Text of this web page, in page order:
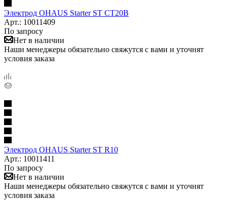
Электрод OHAUS Starter ST CT20B
Арт.: 10011409
По запросу
Нет в наличии
Наши менеджеры обязательно свяжутся с вами и уточнят
условия заказа
Электрод OHAUS Starter ST R10
Арт.: 10011411
По запросу
Нет в наличии
Наши менеджеры обязательно свяжутся с вами и уточнят
условия заказа